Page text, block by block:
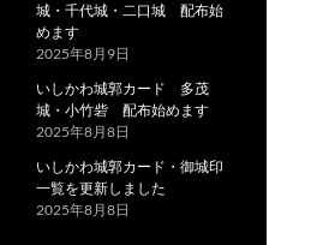
城・千代城・二口城 配布始
めます
2025年8月9日
いしかわ城郭カード 多茂
城・小竹砦 配布始めます
2025年8月8日
いしかわ城郭カード・御城印
一覧を更新しました
2025年8月8日